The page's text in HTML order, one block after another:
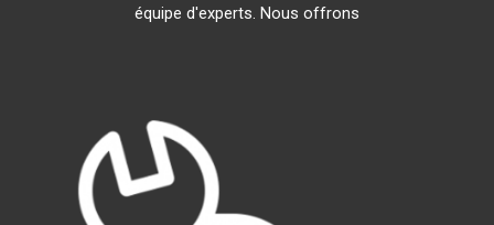
équipe d'experts. Nous offrons